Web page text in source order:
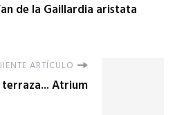
de la Gaillardia aristata
ARTÍCULO
Atrium